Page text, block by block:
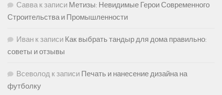
Саввак записи Метизы: Невидимые Герои Современного
Строительства и Промышленности
Иван к записи Как выбрать тандыр для дома правильно:
советы и отзывы
Всеволод к записи Печать и нанесение дизайна на
футболку